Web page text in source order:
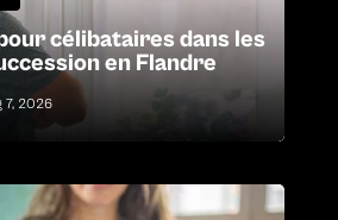
célibataires dans les
en Flandre
7, 2026